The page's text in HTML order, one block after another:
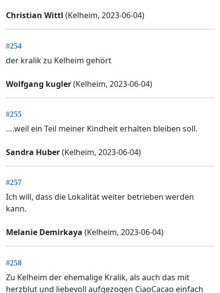
Christian Wittl (Kelheim, 2023-06-04)
#254
der kralik zu Kelheim gehört
Wolfgang kugler(Kelheim, 2023-06-04)
#255
….weil ein Teil meiner Kindheit erhalten bleiben soll.
Sandra Huber(Kelheim, 2023-06-04)
#257
Ich will, dass die Lokalität weiter betrieben werden
kann.
Melanie Demirkaya (Kelheim, 2023-06-04)
#258
Zu Kelheim der ehemalige Kralik, als auch das mit
herzblut und liebevoll aufgezogen CiaoCacao einfach